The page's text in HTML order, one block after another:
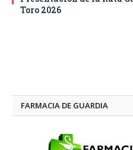
Toro 2026
FARMACIA DE GUARDIA